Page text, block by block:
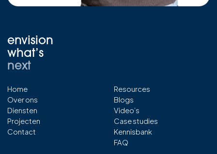
envision
what’s
next
Home
Over ons
Diensten
Projecten
Contact
Resources
Blogs
Video’s
Case studies
Kennisbank
FAQ